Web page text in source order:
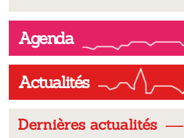
Agenda
Actualités
Dernières actualités